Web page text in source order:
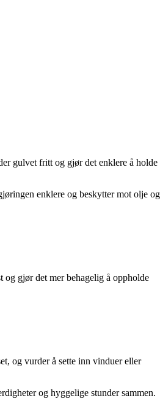
gulvet fritt og gjør det enklere å holde
enklere og beskytter mot olje og
og gjør det mer behagelig å oppholde
og vurder å sette inn vinduer eller
og hyggelige stunder sammen.